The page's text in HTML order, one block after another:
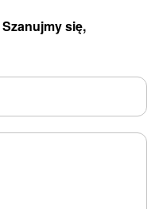
się,